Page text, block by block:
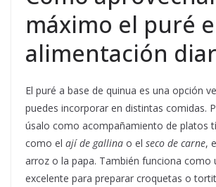
máximo el puré
alimentación
El puré a base de quinua es una opción
puedes incorporar en distintas comidas.
úsalo como acompañamiento de platos
como el ají de gallina o el seco de carne,
arroz o la papa. También funciona como
excelente para preparar croquetas o